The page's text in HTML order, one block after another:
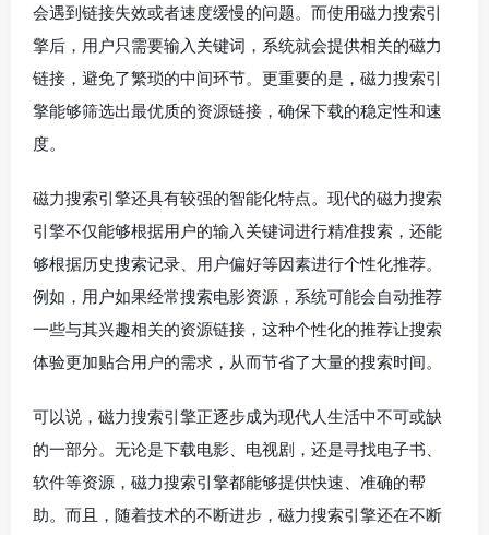
会遇到链接失效或者速度缓慢的问题。而使用磁力搜索引
擎后，用户只需要输入关键词，系统就会提供相关的磁力
链接，避免了繁琐的中间环节。更重要的是，磁力搜索引
擎能够筛选出最优质的资源链接，确保下载的稳定性和速
度。
磁力搜索引擎还具有较强的智能化特点。现代的磁力搜索
引擎不仅能够根据用户的输入关键词进行精准搜索，还能
够根据历史搜索记录、用户偏好等因素进行个性化推荐。
例如，用户如果经常搜索电影资源，系统可能会自动推荐
一些与其兴趣相关的资源链接，这种个性化的推荐让搜索
体验更加贴合用户的需求，从而节省了大量的搜索时间。
可以说，磁力搜索引擎正逐步成为现代人生活中不可或缺
的一部分。无论是下载电影、电视剧，还是寻找电子书、
软件等资源，磁力搜索引擎都能够提供快速、准确的帮
助。而且，随着技术的不断进步，磁力搜索引擎还在不断